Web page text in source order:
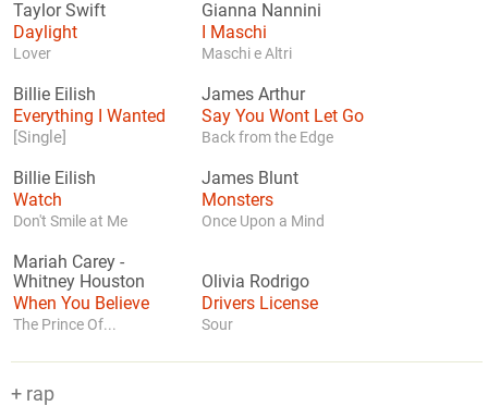
Taylor Swift
Daylight
Lover
Gianna Nannini
I Maschi
Maschi e Altri
Billie Eilish
Everything I Wanted
[Single]
James Arthur
Say You Wont Let Go
Back from the Edge
Billie Eilish
Watch
Don't Smile at Me
James Blunt
Monsters
Once Upon a Mind
Mariah Carey -
Whitney Houston
When You Believe
The Prince Of...
Olivia Rodrigo
Drivers License
Sour
+ rap